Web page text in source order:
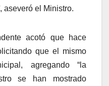
aseveró el Ministro.
acotó que hace
que el mismo
agregando “la
se han mostrado